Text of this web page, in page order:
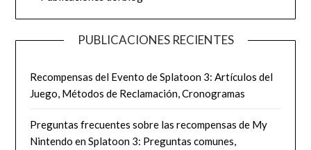
PUBLICACIONES RECIENTES
Recompensas del Evento de Splatoon 3: Artículos del
Juego, Métodos de Reclamación, Cronogramas
Preguntas frecuentes sobre las recompensas de My
Nintendo en Splatoon 3: Preguntas comunes,